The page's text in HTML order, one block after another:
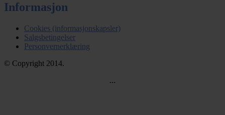
Informasjon
Cookies (informasjonskapsler)
Salgsbetingelser
Personvernerklæring
© Copyright 2014.
...